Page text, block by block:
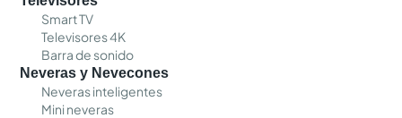
Smart TV
Televisores 4K
Barra de sonido
Neveras y Nevecones
Neveras inteligentes
Mini neveras